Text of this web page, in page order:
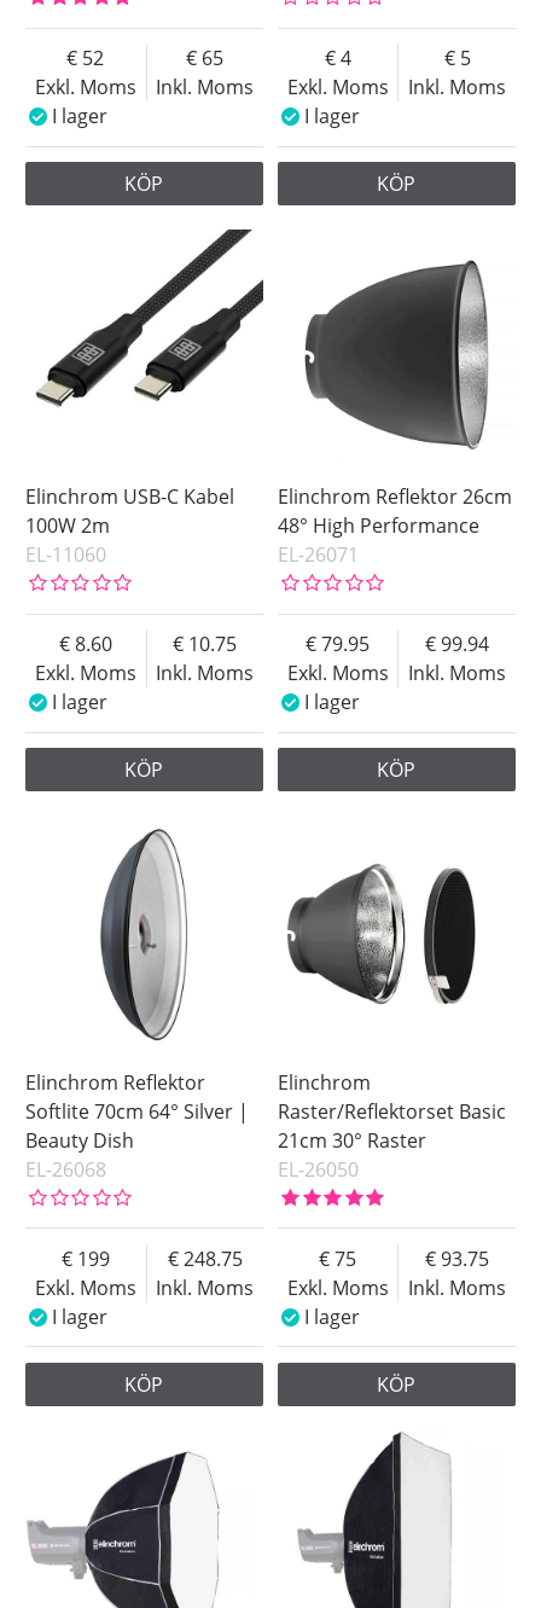
Exkl. Moms
52
Inkl. Moms
65
I lager
KÖP
Exkl. Moms
4
Inkl. Moms
5
I lager
KÖP
Elinchrom USB-C Kabel
100W 2m
EL-11060
Exkl. Moms
8.60
Inkl. Moms
10.75
I lager
KÖP
Elinchrom Reflektor 26cm
48° High Performance
EL-26071
Exkl. Moms
79.95
Inkl. Moms
99.94
I lager
KÖP
Elinchrom Reflektor
Softlite 70cm 64° Silver |
Beauty Dish
EL-26068
Exkl. Moms
199
Inkl. Moms
248.75
I lager
KÖP
Elinchrom
Raster/Reflektorset Basic
21cm 30° Raster
EL-26050
Exkl. Moms
75
Inkl. Moms
93.75
I lager
KÖP